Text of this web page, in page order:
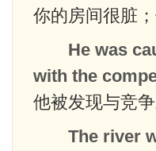
你的房间很脏
He was
with the
他被发现与竞
The river